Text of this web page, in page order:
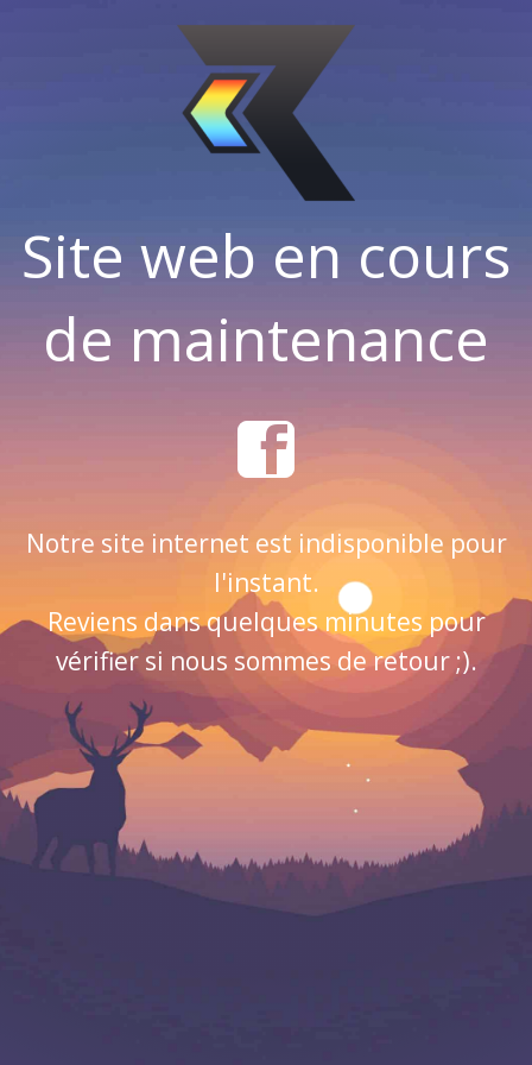
Site web en cours
de maintenance
Notre site internet est indisponible pour
l'instant.
Reviens dans quelques minutes pour
vérifier si nous sommes de retour ;).